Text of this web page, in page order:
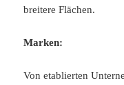
breitere Flächen.
Marken:
Von etablierten